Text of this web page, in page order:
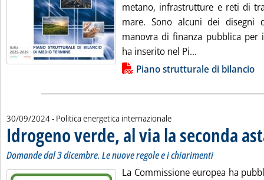
metano, infrastrutture e reti di
mare. Sono alcuni dei disegni
manovra di finanza pubblica
ha inserito nel Pi...
Così i collegati
Lista allegati PDF alla notiziaPiano strutturale di bilancio
30/09/2024- Politica energetica internazionale
Idrogeno verde, al via la seconda
Domande dal 3 dicembre. Le nuove regole e i chiarimenti
La Commissione europea ha